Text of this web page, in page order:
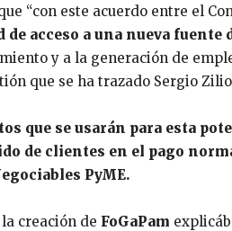
“con este acuerdo entre el
acceso a una nueva
y a la generación de
que se ha trazado Sergio
que se usarán para esta
de clientes en el pago
PyME.
creación de FoGaPam